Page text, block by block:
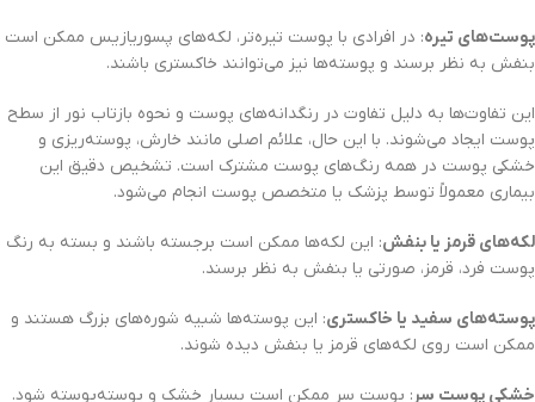
پوست‌های تیره: در افرادی با پوست تیره‌تر، لکه‌های پسوریازیس ممکن است
بنفش به نظر برسند و پوسته‌ها نیز می‌توانند خاکستری باشند.
این تفاوت‌ها به دلیل تفاوت در رنگدانه‌های پوست و نحوه بازتاب نور از سطح
پوست ایجاد می‌شوند. با این حال، علائم اصلی مانند خارش، پوسته‌ریزی و
خشکی پوست در همه رنگ‌های پوست مشترک است. تشخیص دقیق این
بیماری معمولاً توسط پزشک یا متخصص پوست انجام می‌شود.
لکه‌های قرمز یا بنفش: این لکه‌ها ممکن است برجسته باشند و بسته به رنگ
پوست فرد، قرمز، صورتی یا بنفش به نظر برسند.
پوسته‌های سفید یا خاکستری: این پوسته‌ها شبیه شوره‌های بزرگ هستند و
ممکن است روی لکه‌های قرمز یا بنفش دیده شوند.
خشکی پوست سر: پوست سر ممکن است بسیار خشک و پوسته‌پوسته شود.